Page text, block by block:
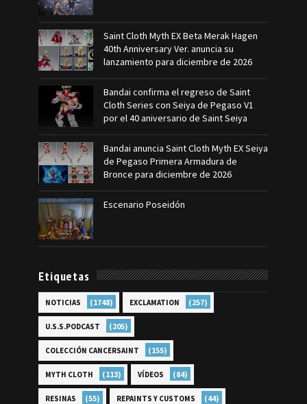
Saint Cloth Myth EX Beta Merak Hagen
40th Anniversary Ver. anuncia su
lanzamiento para diciembre de 2026
Bandai confirma el regreso de Saint
Cloth Series con Seiya de Pegaso V1
por el 40 aniversario de Saint Seiya
Bandai anuncia Saint Cloth Myth EX Seiya
de Pegaso Primera Armadura de
Bronce para diciembre de 2026
Escenario Poseidón
Etiquetas
NOTICIAS (1748) EXCLAMATION (257)
U.S.S.PODCAST (205)
COLECCIÓN CANCERSAINT (155)
MYTH CLOTH (113) VÍDEOS (84)
RESINAS (55) REPAINTS Y CUSTOMS (44)